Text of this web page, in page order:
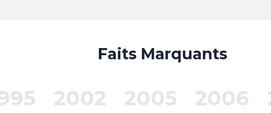
Faits Marquants
2002 2005 2006